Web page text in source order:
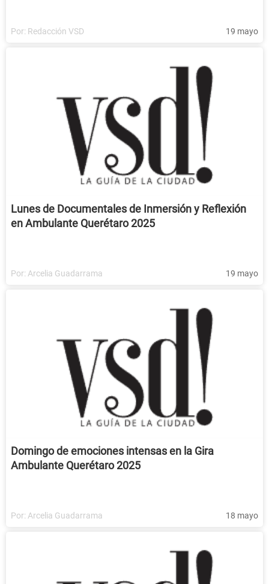
Por: Redacción VSD 19 mayo
Lunes de Documentales de Inmersión y Reflexión
en Ambulante Querétaro 2025
Por: Arcelia Guadarrama 19 mayo
Domingo de emociones intensas en la Gira
Ambulante Querétaro 2025
Por: Arcelia Guadarrama 18 mayo